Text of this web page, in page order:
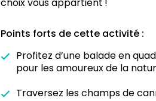
choix vous appartient !
Points forts de cette activité :
Profitez d’une balade en
pour les amoureux de la
Traversez les champs de